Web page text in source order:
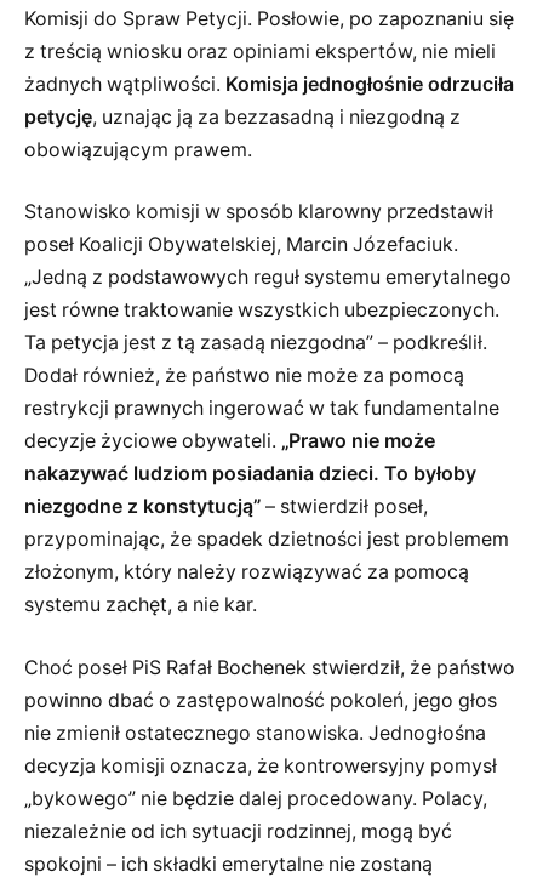
Komisji do Spraw Petycji. Posłowie, po zapoznaniu się
z treścią wniosku oraz opiniami ekspertów, nie mieli
żadnych wątpliwości. Komisja jednogłośnie odrzuciła
petycję, uznając ją za bezzasadną i niezgodną z
obowiązującym prawem.
Stanowisko komisji w sposób klarowny przedstawił
poseł Koalicji Obywatelskiej, Marcin Józefaciuk.
„Jedną z podstawowych reguł systemu emerytalnego
jest równe traktowanie wszystkich ubezpieczonych.
Ta petycja jest z tą zasadą niezgodna” – podkreślił.
Dodał również, że państwo nie może za pomocą
restrykcji prawnych ingerować w tak fundamentalne
decyzje życiowe obywateli. „Prawo nie może
nakazywać ludziom posiadania dzieci. To byłoby
niezgodne z konstytucją” – stwierdził poseł,
przypominając, że spadek dzietności jest problemem
złożonym, który należy rozwiązywać za pomocą
systemu zachęt, a nie kar.
Choć poseł PiS Rafał Bochenek stwierdził, że państwo
powinno dbać o zastępowalność pokoleń, jego głos
nie zmienił ostatecznego stanowiska. Jednogłośna
decyzja komisji oznacza, że kontrowersyjny pomysł
„bykowego” nie będzie dalej procedowany. Polacy,
niezależnie od ich sytuacji rodzinnej, mogą być
spokojni – ich składki emerytalne nie zostaną